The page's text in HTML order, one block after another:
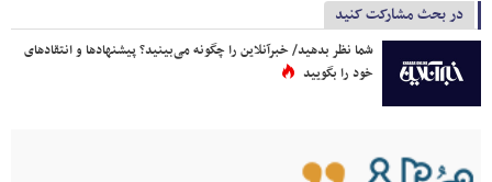
در بحث مشارکت کنید
شما نظر بدهید/ خبرآنلاین را چگونه می‌بینید؟ پیشنهادها و انتقادهای
خود را بگویید